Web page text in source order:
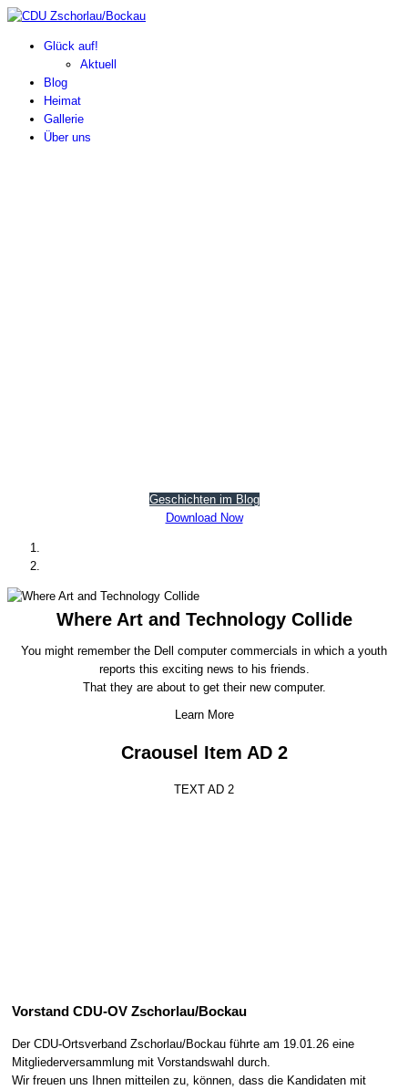
Glück auf!
Aktuell
Blog
Heimat
Gallerie
Über uns
Geschichten im Blog
Download Now
Where Art and Technology Collide
You might remember the Dell computer commercials in which a youth
reports this exciting news to his friends.
That they are about to get their new computer.
Learn More
Craousel Item AD 2
TEXT AD 2
Vorstand CDU-OV Zschorlau/Bockau
Der CDU-Ortsverband Zschorlau/Bockau führte am 19.01.26 eine
Mitgliederversammlung mit Vorstandswahl durch.
Wir freuen uns Ihnen mitteilen zu, können, dass die Kandidaten mit